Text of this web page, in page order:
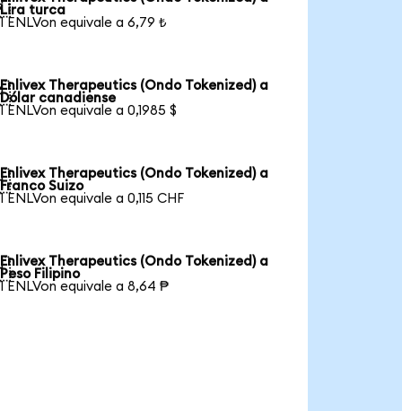
Lira turca
1 ENLVon equivale a 6,79 ₺
Enlivex Therapeutics (Ondo Tokenized) a
Dólar canadiense
1 ENLVon equivale a 0,1985 $
Enlivex Therapeutics (Ondo Tokenized) a
Franco Suizo
1 ENLVon equivale a 0,115 CHF
Enlivex Therapeutics (Ondo Tokenized) a
Peso Filipino
1 ENLVon equivale a 8,64 ₱